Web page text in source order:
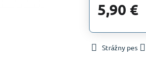
5,90 €
Strážny pes